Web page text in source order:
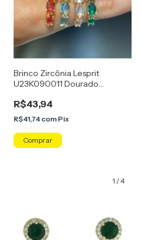
Brinco Zircônia Lesprit
U23K090011 Dourado
R$43,94
R$41,74 com Pix
Comprar
1 /4